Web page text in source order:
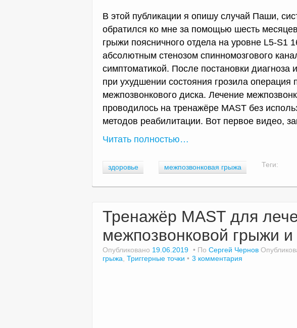
В этой публикации я опишу случай Паши,
обратился ко мне за помощью шесть
грыжи поясничного отдела на уровне L5-
абсолютным стенозом спинномозгового
симптоматикой. После постановки
при ухудшении состояния грозила
межпозвонкового диска. Лечение
проводилось на тренажёре MAST без
методов реабилитации. Вот первое видео,
Читать полностью…
Теги:
здоровье межпозвонковая грыжа
Тренажёр MAST для
межпозвонковой грыжи
Опубликовано 19.06.2019 По Сергей Чернов
грыжа Триггерные точки 3 комментария